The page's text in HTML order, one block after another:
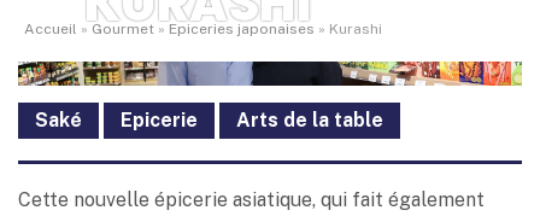
Accueil » Gourmet » Epiceries japonaises » Kurashi
Saké Epicerie Arts de la table
Cette nouvelle épicerie asiatique, qui fait également